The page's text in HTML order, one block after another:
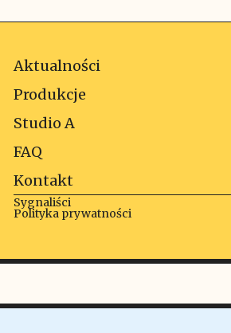
Aktualności
Produkcje
Studio A
FAQ
Kontakt
Sygnaliści
Polityka prywatności